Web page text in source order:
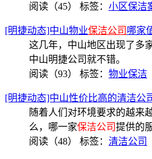
阅读（45） 标签： 小区保洁
[明捷动态]中山物业保洁公司 哪家
这几年，中山地区出现了多
中山明捷公司就不错。
阅读（93） 标签： 物业保洁
[明捷动态]中山性价比高的清洁公
随着人们对环境要求的越来
么，哪一家保洁公司提供的
阅读（48） 标签： 清洁公司